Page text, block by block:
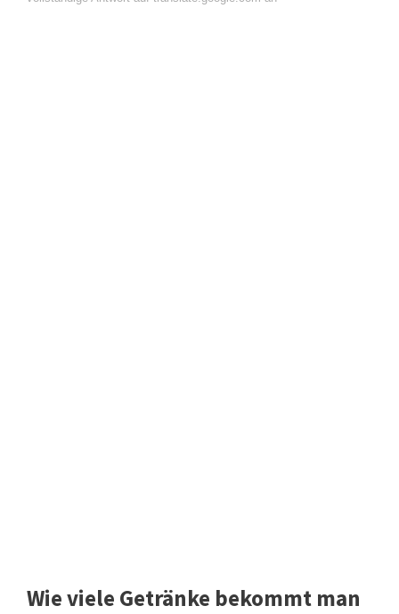
Wie viele Getränke bekommt man